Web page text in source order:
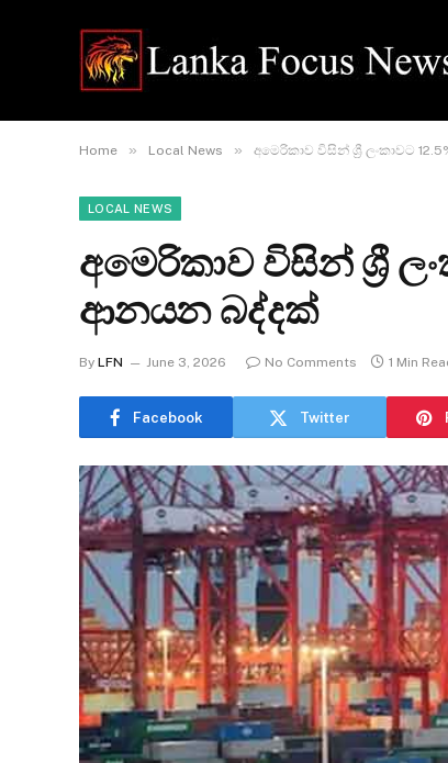
Home » Local News » අමෙරිකාව විසින් ශ්‍රී ලංකාවට
LOCAL NEWS
අමෙරිකාව විසින් ශ්‍රී
ආනයන බද්දක්
By LFN June 3, 2026 No Comments 1 Min
Facebook Twitter